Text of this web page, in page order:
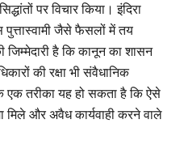
पर विचार किया। इंदिरा
पुत्तास्वामी जैसे फैसलों में तय
जिम्मेदारी है कि कानून का शासन
की रक्षा भी संवैधानिक
तरीका यह हो सकता है कि ऐसे
मिले और अवैध कार्यवाही करने वाले